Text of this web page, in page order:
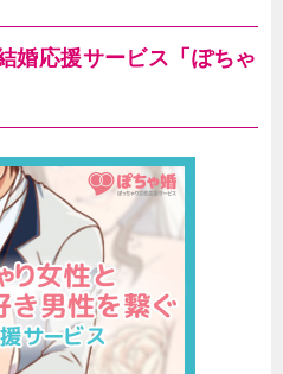
婚応援サービス「ぽちゃ